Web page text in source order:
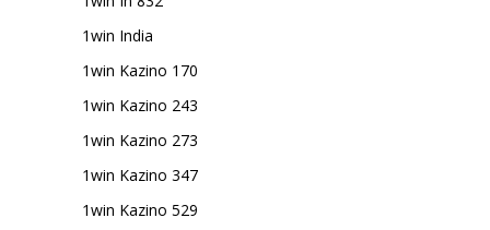
1win India
1win Kazino 170
1win Kazino 243
1win Kazino 273
1win Kazino 347
1win Kazino 529